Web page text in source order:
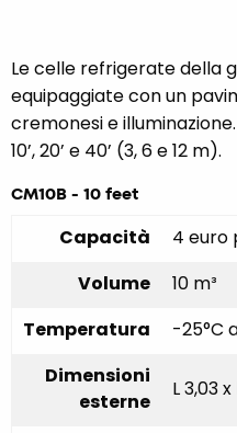
Le celle refrigerate della
equipaggiate con un
cremonesi e
10’, 20’ e 40’ (3, 6 e 12 m).
CM10B - 10 feet
Capacità
4 euro
Volume
10 m³
Temperatura
-25°C
Dimensioni
esterne
L 3,03